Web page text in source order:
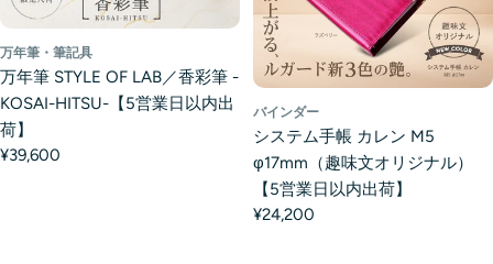
万年筆・筆記具
万年筆 STYLE OF LAB／香彩筆 -
KOSAI-HITSU-【5営業日以内出
荷】
¥39,600
バインダー
システム手帳 カレン M5
φ17mm（趣味文オリジナル）
【5営業日以内出荷】
¥24,200